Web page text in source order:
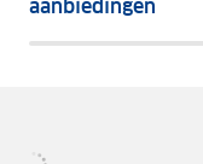
aanbiedingen
meeste